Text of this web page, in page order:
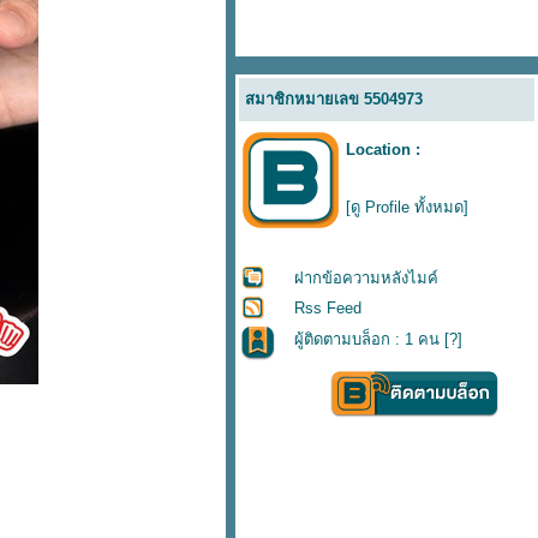
สมาชิกหมายเลข 5504973
Location :
[ดู Profile ทั้งหมด]
ฝากข้อความหลังไมค์
Rss Feed
ผู้ติดตามบล็อก : 1 คน [?]